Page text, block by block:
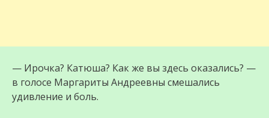
— Ирочка? Катюша? Как же вы здесь оказались? —
в голосе Маргариты Андреевны смешались
удивление и боль.